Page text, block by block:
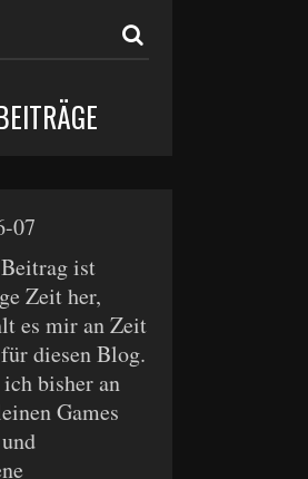
07
ist
Zeit her,
es mir an Zeit
diesen Blog.
bisher an
Games